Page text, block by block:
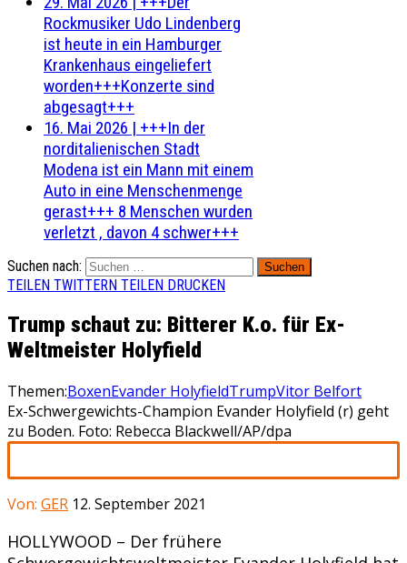
Rockmusiker Udo Lindenberg
ist heute in ein Hamburger
Krankenhaus eingeliefert
worden+++Konzerte sind
abgesagt+++
16. Mai 2026 | +++In der
norditalienischen Stadt
Modena ist ein Mann mit einem
Auto in eine Menschenmenge
gerast+++ 8 Menschen wurden
verletzt , davon 4 schwer+++
Suchen nach:
TEILEN TWITTERN TEILEN DRUCKEN
Trump schaut zu: Bitterer K.o. für Ex-
Weltmeister Holyfield
Themen:BoxenEvander HolyfieldTrumpVitor Belfort
Ex-Schwergewichts-Champion Evander Holyfield (r) geht
zu Boden. Foto: Rebecca Blackwell/AP/dpa
Von: GER 12. September 2021
HOLLYWOOD – Der frühere